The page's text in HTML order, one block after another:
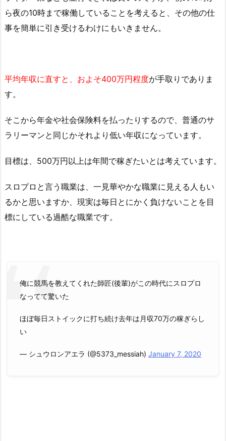
ら夜の10時まで稼働していることを考えると、その他の仕
事を簡単に引き受けるわけにもいきません。
平均年収に直すと、およそ400万円程度が手取りでありま
す。
そこから年金や社会保険料を払ったりするので、普通のサ
ラリーマンと同じかそれより低い年収になっています。
目標は、500万円以上は年間で稼ぎたいとは考えています。
スロプロと言う職業は、一見華やかな職業に見える人もい
るかと思いますか、現実は毎日とにかく負けないことを目
標にしている過酷な職業です。
俺に競馬を教えてくれた師匠(後輩)がこの時代にスロプロ
なってて驚いた
ほぼ毎日ストイックに打ち続け去年は月収70万の稼ぎらし
い
— シュウロンアエラ (@5373_messiah) January 7, 2020